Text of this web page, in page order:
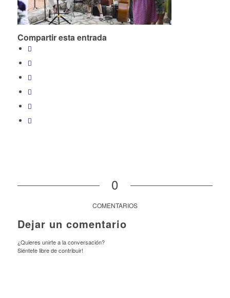
Compartir esta entrada
0
COMENTARIOS
Dejar un comentario
¿Quieres unirte a la conversación?
Siéntete libre de contribuir!